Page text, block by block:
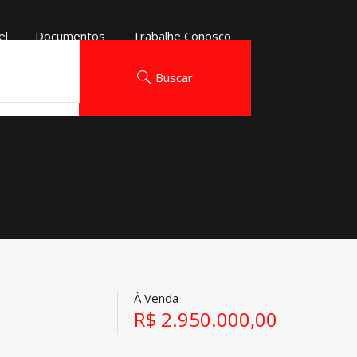
Buscar
Buscar
Buscar
Documentos Trabalhe Conosco
À Venda
R$ 2.950.000,00